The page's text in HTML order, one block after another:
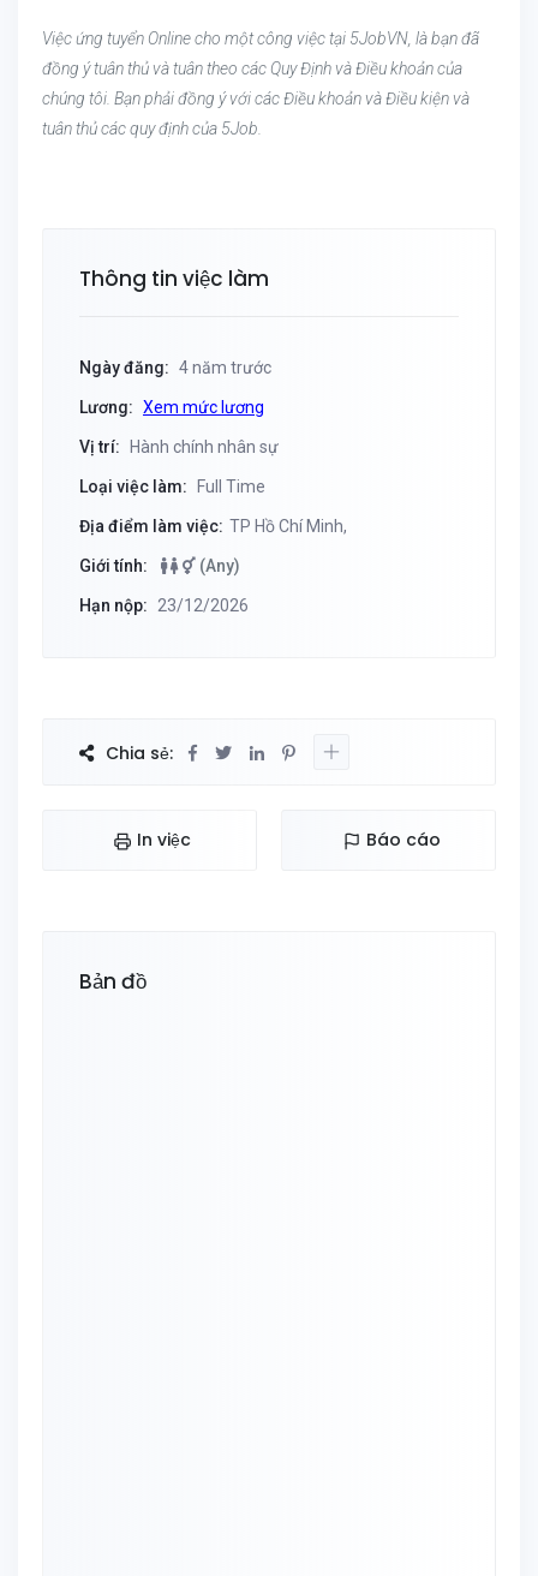
Việc ứng tuyển Online cho một công việc tại 5JobVN, là bạn đã
đồng ý tuân thủ và tuân theo các Quy Định và Điều khoản của
chúng tôi. Bạn phải đồng ý với các Điều khoản và Điều kiện và
tuân thủ các quy định của 5Job.
Thông tin việc làm
Ngày đăng: 4 năm trước
Lương: Xem mức lương
Vị trí: Hành chính nhân sự
Loại việc làm: Full Time
Địa điểm làm việc: TP Hồ Chí Minh,
Giới tính: (Any)
Hạn nộp: 23/12/2026
Chia sẻ:
In việc Báo cáo
Bản đồ